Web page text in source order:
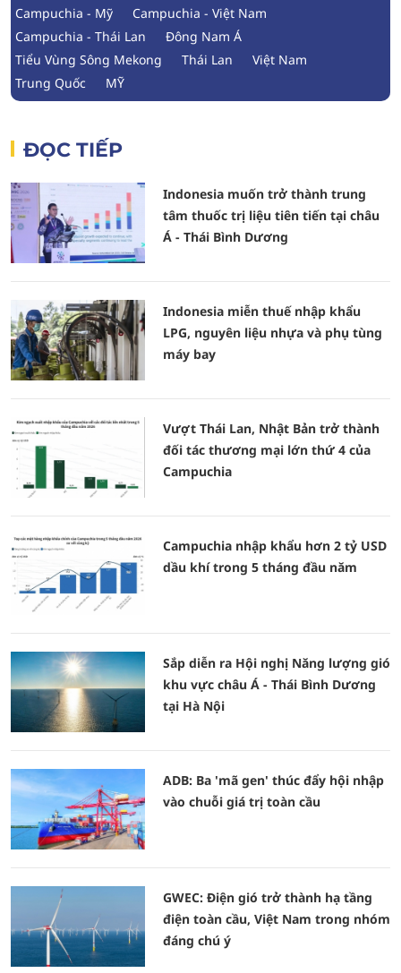
Campuchia - Mỹ
Campuchia - Việt Nam
Campuchia - Thái Lan
Đông Nam Á
Tiểu Vùng Sông Mekong
Thái Lan
Việt Nam
Trung Quốc
MỸ
ĐỌC TIẾP
Indonesia muốn trở thành trung
tâm thuốc trị liệu tiên tiến tại châu
Á - Thái Bình Dương
Indonesia miễn thuế nhập khẩu
LPG, nguyên liệu nhựa và phụ tùng
máy bay
Vượt Thái Lan, Nhật Bản trở thành
đối tác thương mại lớn thứ 4 của
Campuchia
Campuchia nhập khẩu hơn 2 tỷ USD
dầu khí trong 5 tháng đầu năm
Sắp diễn ra Hội nghị Năng lượng gió
khu vực châu Á - Thái Bình Dương
tại Hà Nội
ADB: Ba 'mã gen' thúc đẩy hội nhập
vào chuỗi giá trị toàn cầu
GWEC: Điện gió trở thành hạ tầng
điện toàn cầu, Việt Nam trong nhóm
đáng chú ý